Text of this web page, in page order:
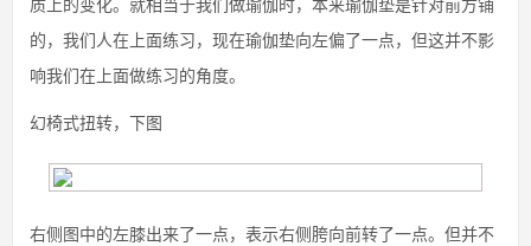
的，我们人在上面练习，现在瑜伽垫向左偏了一点，但这并不影
响我们在上面做练习的角度。
幻椅式扭转，下图
右侧图中的左膝出来了一点，表示右侧胯向前转了一点。但并不